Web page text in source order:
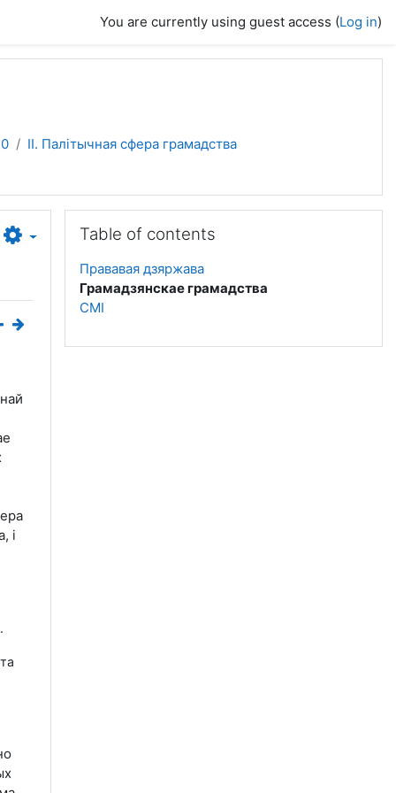
You are currently using guest access (Log in)
II. Палітычная сфера грамадства
і
Table of contents
Прававая дзяржава
Грамадзянскае грамадства
СМІ